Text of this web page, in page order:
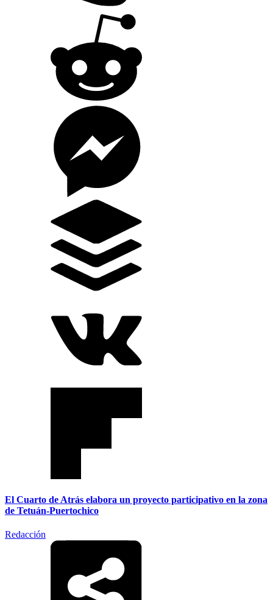
El Cuarto de Atrás elabora un proyecto participativo en la zona
de Tetuán-Puertochico
Redacción